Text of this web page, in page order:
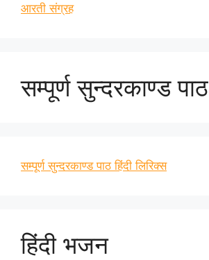
आरती संग्रह
सम्पूर्ण सुन्दरकाण्ड पाठ
सम्पूर्ण सुन्दरकाण्ड पाठ हिंदी लिरिक्स
हिंदी भजन